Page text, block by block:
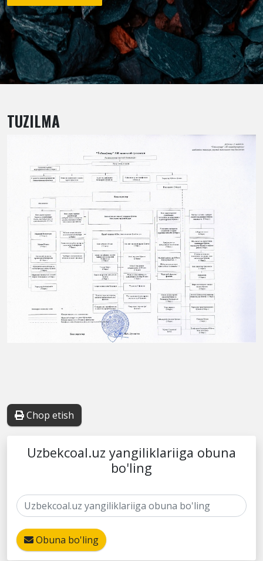
TUZILMA
Chop etish
Uzbekcoal.uz yangiliklariiga obuna
bo'ling
Obuna bo'ling